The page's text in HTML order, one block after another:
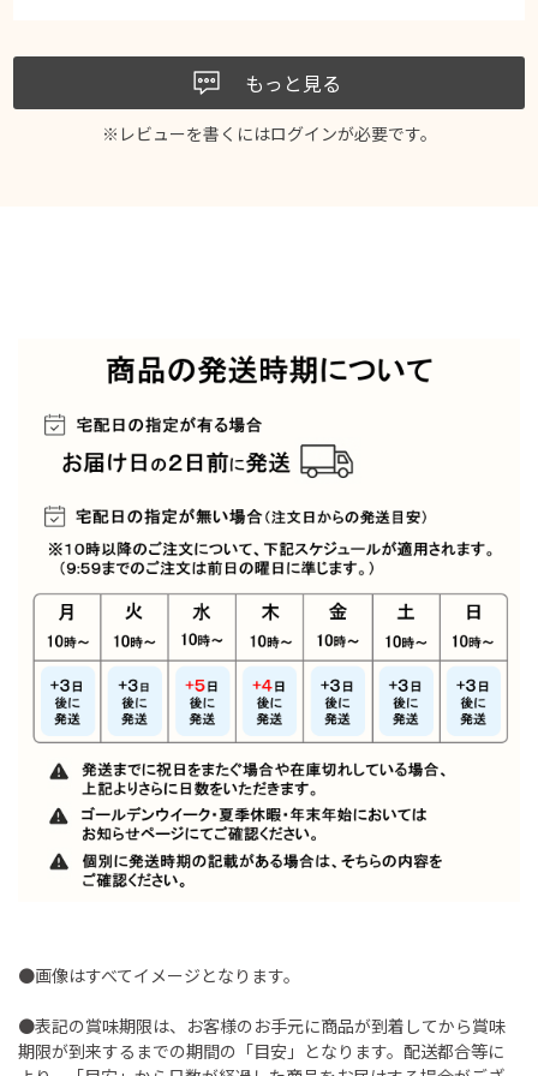
もっと見る
※レビューを書くにはログインが必要です。
●画像はすべてイメージとなります。
●表記の賞味期限は、お客様のお手元に商品が到着してから賞味
期限が到来するまでの期間の「目安」となります。配送都合等に